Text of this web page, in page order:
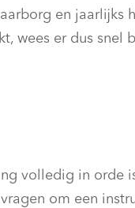
en jaarlijks
wees er dus snel
volledig in orde
om een